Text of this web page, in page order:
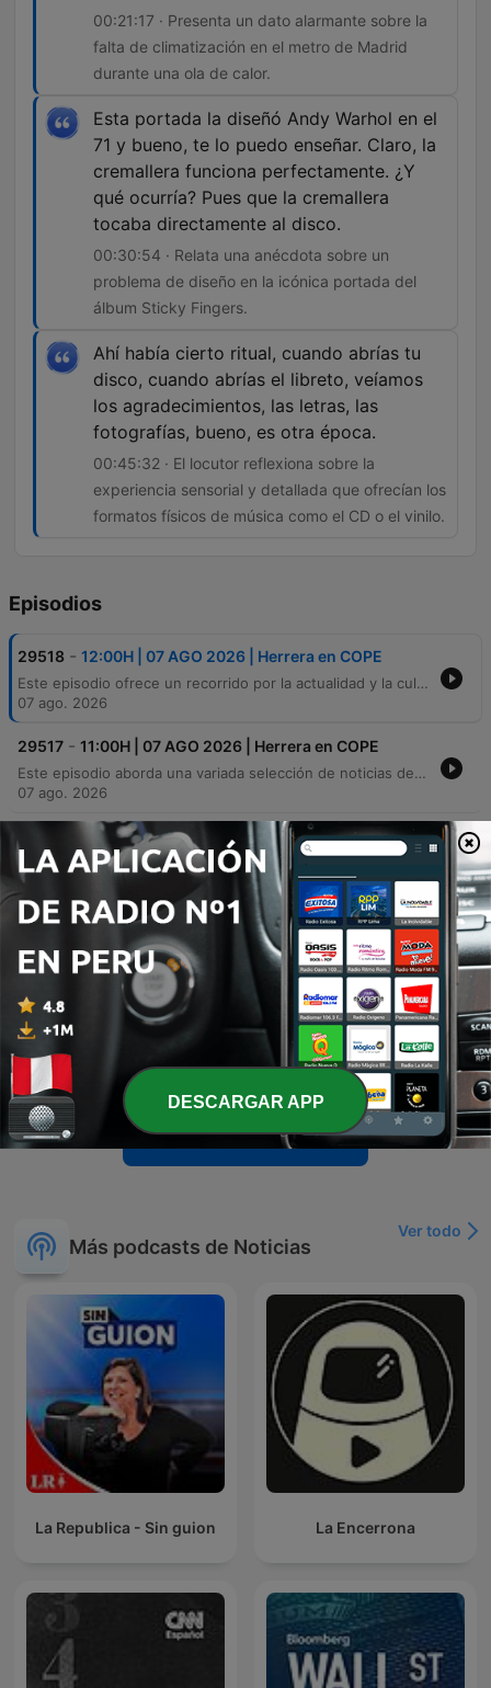
00:21:17 · Presenta un dato alarmante sobre la
falta de climatización en el metro de Madrid
durante una ola de calor.
Esta portada la diseñó Andy Warhol en el
71 y bueno, te lo puedo enseñar. Claro, la
cremallera funciona perfectamente. ¿Y
qué ocurría? Pues que la cremallera
tocaba directamente al disco.
00:30:54 · Relata una anécdota sobre un
problema de diseño en la icónica portada del
álbum Sticky Fingers.
Ahí había cierto ritual, cuando abrías tu
disco, cuando abrías el libreto, veíamos
los agradecimientos, las letras, las
fotografías, bueno, es otra época.
00:45:32 · El locutor reflexiona sobre la
experiencia sensorial y detallada que ofrecían los
formatos físicos de música como el CD o el vinilo.
Episodios
29518 - 12:00H | 07 AGO 2026 | Herrera en COPE
Este episodio ofrece un recorrido por la actualidad y la cultura, comenzando con noticias de España como la Operación Salem contra el tráfico de personas, consejos para viajar con mascotas y la iniciativa Astroaccesible para hacer el eclipse solar accesible a personas ciegas. También se abordan temas de movilidad, seguridad visual ante fenómenos astronómicos y alertas climáticas en Madrid. El programa explora además la historia detrás de portadas de álbumes icónicos de artistas como los Rolling Stones, Led Zeppelin y Pink Floyd, analizando su impacto cultural. Finalmente, se reflexiona sobre la nostalgia de los formatos musicales físicos, historias de superación profesional y análisis de la actualidad política y deportiva.
07 ago. 2026
29517 - 11:00H | 07 AGO 2026 | Herrera en COPE
Este episodio aborda una variada selección de noticias de actualidad, desde la crisis migratoria en Ceuta y Baleares hasta el descenso del tráfico ferroviario en España. También se analizan temas deportivos y una reflexión médica sobre la importancia de la pausa mental durante las vacaciones. En el ámbito cultural, contamos con una entrevista a Carlos Areces sobre la serie 'Muertos SL' y un repaso por los estrenos cinematográficos de agosto, que incluyen desde animación familiar hasta thrillers y dramas internacionales.
07 ago. 2026
10:00H | 07 AGO 2026 | Herrera en COPE
07 ago. 2026
29515 - 09:00H | 07 AGO 2026 | Herrera en COPE
Este episodio aborda la crisis migratoria en Ceuta y los procedimientos legales para la repatriación de menores, junto con noticias sobre alertas climáticas por altas temperaturas en España. También se explican los mecanismos de asilo y se ofrece una perspectiva científica sobre la observación segura del próximo eclipse solar. El programa incluye un repaso informativo sobre la actualidad internacional, destacando el conflicto en Ucrania y avances tecnológicos de Elon Musk, además de noticias sanitarias sobre virus en Galicia y Sevilla. El episodio concluye con noticias de actualidad nacional y breves de interés general.
07 ago. 2026
29514 08:00H | 07 AGO 2026 | Herrera en COPE
El episodio aborda la grave crisis de seguridad y humanitaria en Ceuta tras una entrada masiva de personas, analizando las repercusiones políticas, el papel del Rey y las tensiones diplomáticas con Marruecos. Se debate sobre la gestión gubernamental y cómo la política exterior española se ha visto afectada por intereses domésticos. Además, se cubren noticias de actualidad como la previsión del eclipse solar, la desarticulación de redes de tráfico y novedades en el mercado de fichajes deportivos. El programa también incluye reflexiones sobre la situación en Venezuela, el papel geopolítico de China y debates sobre teorías de inteligencia internacional.
07 ago. 2026
Mostrar más episodios
Más podcasts de Noticias
Ver todo
La Republica - Sin guion La Encerrona
DESCARGAR APP